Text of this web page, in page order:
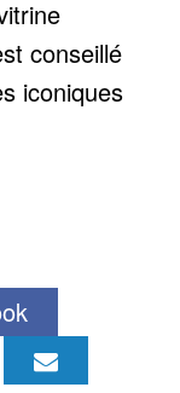
conseillé
iconiques